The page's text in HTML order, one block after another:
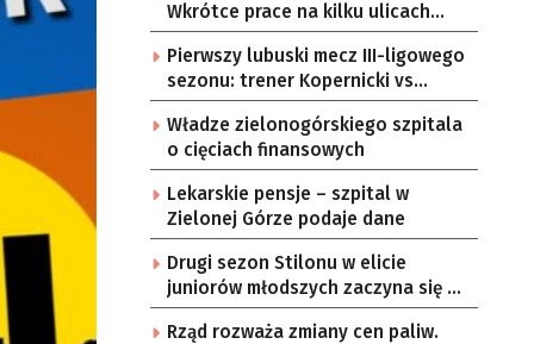
Wkrótce prace na kilku ulicach
Gorzowa
Pierwszy lubuski mecz III-ligowego
sezonu: trener Kopernicki vs
starzy znajomi
Władze zielonogórskiego szpitala
o cięciach finansowych
Lekarskie pensje – szpital w
Zielonej Górze podaje dane
Drugi sezon Stilonu w elicie
juniorów młodszych zaczyna się w
sobotę
Rząd rozważa zmiany cen paliw.